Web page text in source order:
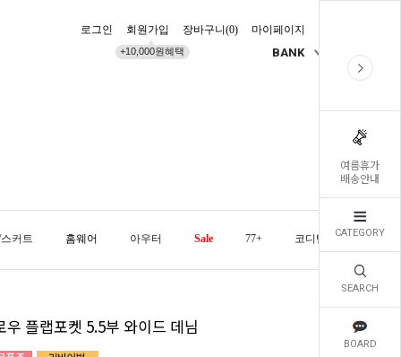
여름휴가
배송안내
CATEGORY
SEARCH
BOARD
로그인 회원가입
+10,000원혜택
장바구니(0) 마이페이지
BANK
커트 홈웨어 아우터 Sale 77+ 코디템 오늘발송
우 플랩포켓 5.5부 와이드 데님